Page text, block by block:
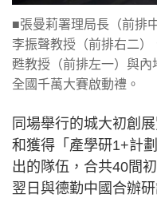
■張曼莉署理局長（前排
李振聲教授（前排右二
甦教授（前排左一）與
全國千萬大賽啟動禮。
同場舉行的城大初創
和獲得「產學研1+計
出的隊伍，合共40間
翌日與德勤中國合辦